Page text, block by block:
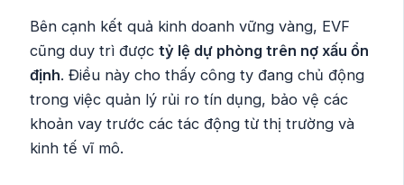
Bên cạnh kết quả kinh doanh vững vàng, EVF
cũng duy trì đượctỷ lệ dự phòng trên nợ xấu ổn
định. Điều này cho thấy công ty đang chủ động
trong việc quản lý rủi ro tín dụng, bảo vệ các
khoản vay trước các tác động từ thị trường và
kinh tế vĩ mô.